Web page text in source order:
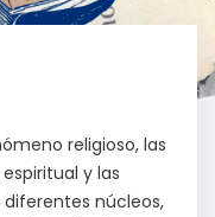
religioso, las
y las
núcleos,